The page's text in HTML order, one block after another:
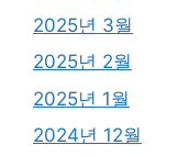
2025년 3월
2025년 2월
2025년 1월
2024년 12월